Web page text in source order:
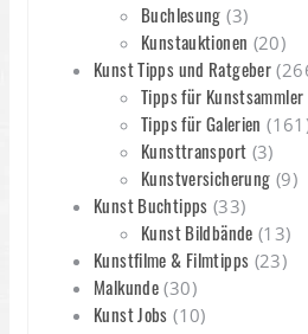
Buchlesung (3)
Kunstauktionen (20)
Kunst Tipps und Ratgeber
Tipps für Kunstsammler
Tipps für Galerien
Kunsttransport (3)
Kunstversicherung (9)
Kunst Buchtipps (33)
Kunst Bildbände (13)
Kunstfilme & Filmtipps (23)
Malkunde (30)
Kunst Jobs (10)